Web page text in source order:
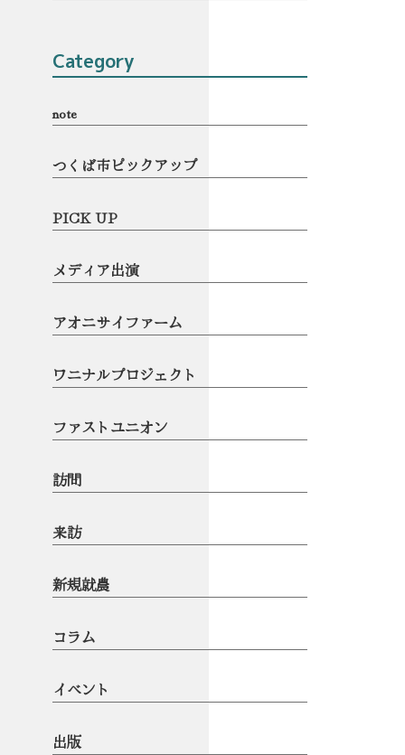
Category
note
つくば市ピックアップ
PICK UP
メディア出演
アオニサイファーム
ワニナルプロジェクト
ファストユニオン
訪問
来訪
新規就農
コラム
イベント
出版